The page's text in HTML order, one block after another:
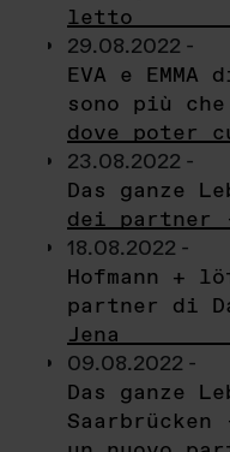
letto
29.08.2022 -
EVA e EMMA
sono più
dove poter
23.08.2022 -
Das ganze
dei partner
18.08.2022 -
Hofmann +
partner di
Jena
09.08.2022 -
Das ganze